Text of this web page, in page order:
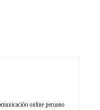
online peruano